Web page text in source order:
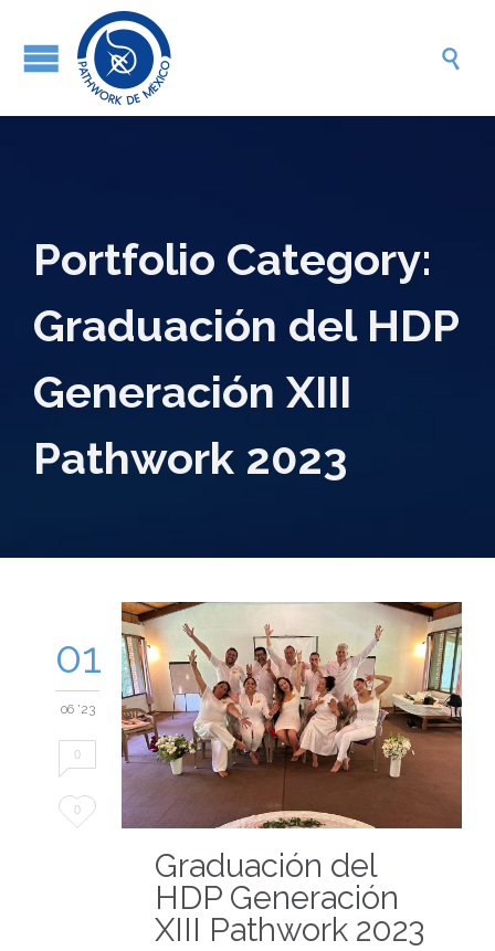

Portfolio Category:
Graduación del HDP
Generación XIII
Pathwork 2023
01
06 '23
0
Love
0
Graduación del
HDP Generación
XIII Pathwork 2023